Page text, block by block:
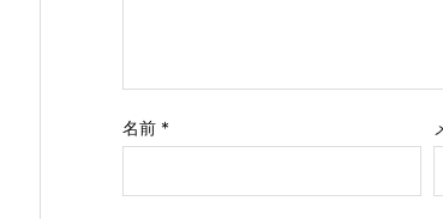
名前 *